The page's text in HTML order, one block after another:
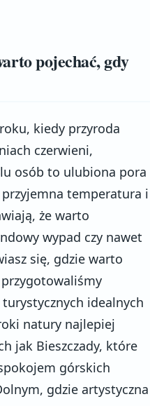
pojechać, gdy
kiedy przyroda
czerwieni,
osób to ulubiona pora
temperatura i
że warto
wypad czy nawet
się, gdzie warto
idealnych
natury najlepiej
jak Bieszczady, które
górskich
gdzie artystyczna